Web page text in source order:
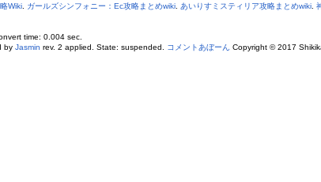
Wiki. ガールズシンフォニー：Ec攻略まとめwiki. あいりすミスティリア攻略まとめwiki.
time: 0.004 sec.
by Jasmin rev. 2 applied. State: suspended. コメントあぼーん Copyright © 2017